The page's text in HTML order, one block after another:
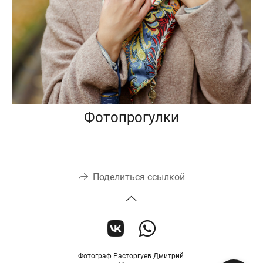
Фотопрогулки
Поделиться ссылкой
Фотограф Расторгуев Дмитрий